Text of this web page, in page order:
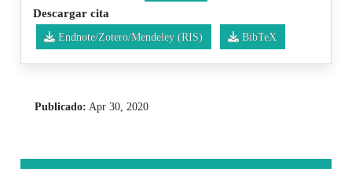
Descargar cita
Endnote/Zotero/Mendeley (RIS) BibTeX
Publicado: Apr 30, 2020